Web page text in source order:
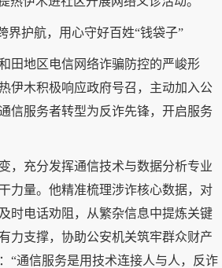
界护航，用心守好百姓“钱袋子”
田地区电信网络诈骗防控的严峻形
伊木积极响应政府号召，主动加入公
信服务者转型为反诈先锋，开启服务
，充分发挥通信技术与数据分析专业
力量。他精准梳理涉诈核心数据，对
时电话劝阻，从繁杂信息中提炼关键
力支撑，协助公安机关筑牢群众财产
“通信服务是用技术连接人与人，反诈